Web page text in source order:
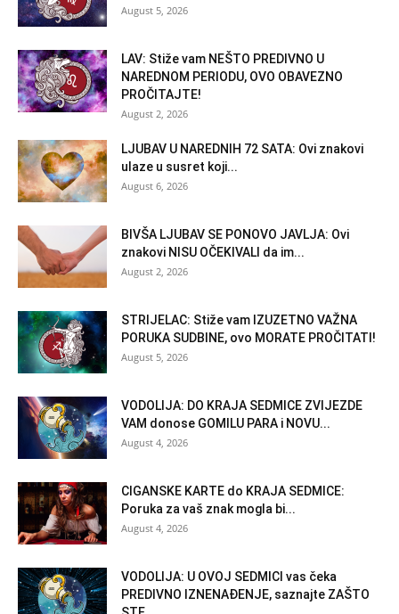
August 5, 2026
LAV: Stiže vam NEŠTO PREDIVNO U
NAREDNOM PERIODU, OVO OBAVEZNO
PROČITAJTE!
August 2, 2026
LJUBAV U NAREDNIH 72 SATA: Ovi znakovi
ulaze u susret koji...
August 6, 2026
BIVŠA LJUBAV SE PONOVO JAVLJA: Ovi
znakovi NISU OČEKIVALI da im...
August 2, 2026
STRIJELAC: Stiže vam IZUZETNO VAŽNA
PORUKA SUDBINE, ovo MORATE PROČITATI!
August 5, 2026
VODOLIJA: DO KRAJA SEDMICE ZVIJEZDE
VAM donose GOMILU PARA i NOVU...
August 4, 2026
CIGANSKE KARTE do KRAJA SEDMICE:
Poruka za vaš znak mogla bi...
August 4, 2026
VODOLIJA: U OVOJ SEDMICI vas čeka
PREDIVNO IZNENAĐENJE, saznajte ZAŠTO